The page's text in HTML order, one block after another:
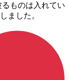
ものは入れてい
ました。